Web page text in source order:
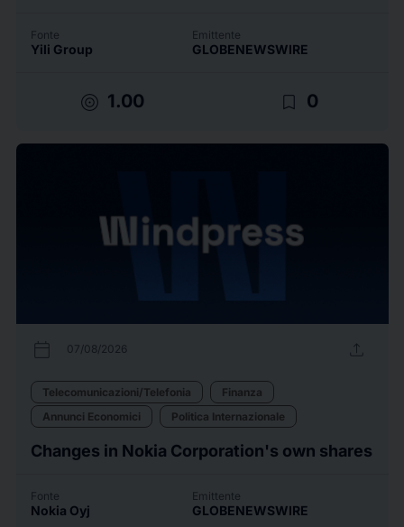
Fonte
Yili Group
Emittente
GLOBENEWSWIRE
target 1.00 bookmark_border 0
calendar_today 07/08/2026 upload
Telecomunicazioni/Telefonia
Finanza
Annunci Economici
Politica Internazionale
Changes in Nokia Corporation's own shares
Fonte
Nokia Oyj
Emittente
GLOBENEWSWIRE